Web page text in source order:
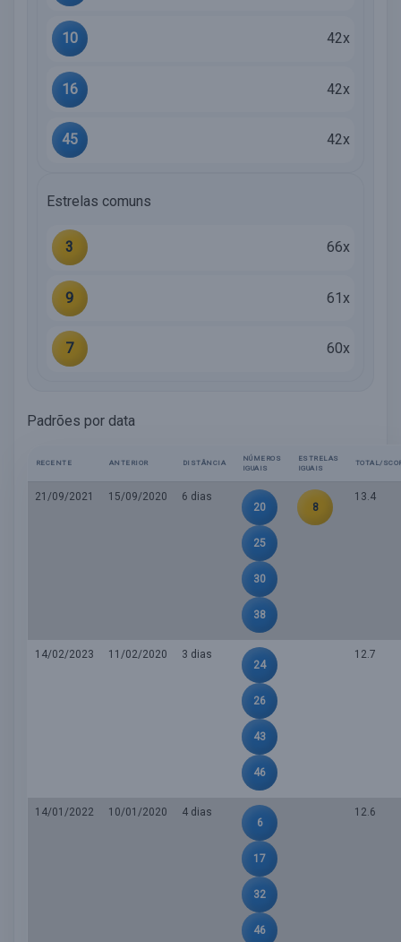
10 42x
16 42x
45 42x
Estrelas comuns
3 66x
9 61x
7 60x
Padrões por data
RECENTE ANTERIOR DISTÂNCIA
NÚMEROS
IGUAIS
ESTRELAS
IGUAIS
TOTAL/
21/09/2021 15/09/2020
6 dias
20
25
30
38
8
13.4
14/02/2023 11/02/2020
3 dias
24
26
43
46
12.7
14/01/2022 10/01/2020
4 dias
6
17
32
46
12.6